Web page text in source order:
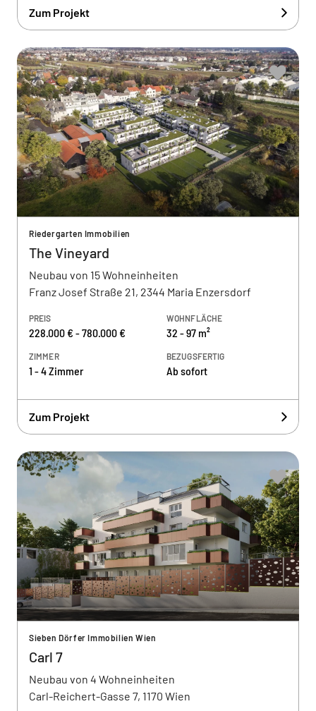
Zum Projekt
Riedergarten Immobilien
The Vineyard
Neubau von 15 Wohneinheiten
Franz Josef Straße 21, 2344 Maria Enzersdorf
PREIS
228.000 € - 780.000 €
WOHNFLÄCHE
32 - 97 m²
ZIMMER
1 - 4 Zimmer
BEZUGSFERTIG
Ab sofort
Zum Projekt
Sieben Dörfer Immobilien Wien
Carl 7
Neubau von 4 Wohneinheiten
Carl-Reichert-Gasse 7, 1170 Wien